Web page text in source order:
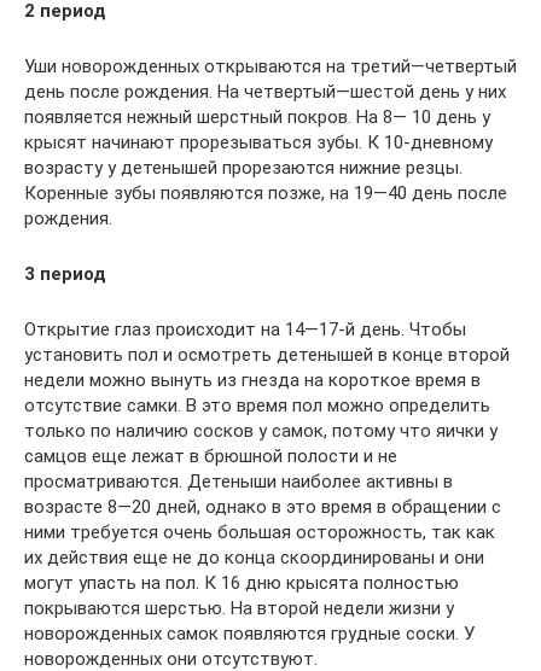
2 период
Уши новорожденных открываются на третий—четвертый
день после рождения. На четвертый—шестой день у них
появляется нежный шерстный покров. На 8— 10 день у
крысят начинают прорезываться зубы. К 10-дневному
возрасту у детенышей прорезаются нижние резцы.
Коренные зубы появляются позже, на 19—40 день после
рождения.
3 период
Открытие глаз происходит на 14—17-й день. Чтобы
установить пол и осмотреть детенышей в конце второй
недели можно вынуть из гнезда на короткое время в
отсутствие самки. В это время пол можно определить
только по наличию сосков у самок, потому что яички у
самцов еще лежат в брюшной полости и не
просматриваются. Детеныши наиболее активны в
возрасте 8—20 дней, однако в это время в обращении с
ними требуется очень большая осторожность, так как
их действия еще не до конца скоординированы и они
могут упасть на пол. К 16 дню крысята полностью
покрываются шерстью. На второй недели жизни у
новорожденных самок появляются грудные соски. У
новорожденных они отсутствуют.